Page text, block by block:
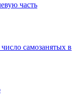
часть
самозанятых в